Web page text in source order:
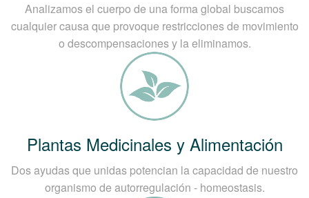
Analizamos el cuerpo de una forma global buscamos
cualquier causa que provoque restricciones de movimiento
o descompensaciones y la eliminamos.
Plantas Medicinales y Alimentación
Dos ayudas que unidas potencian la capacidad de nuestro
organismo de autorregulación - homeostasis.